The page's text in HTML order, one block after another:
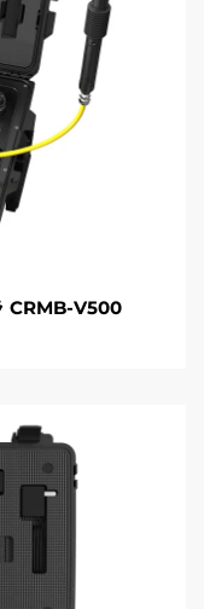
CRMB-V500